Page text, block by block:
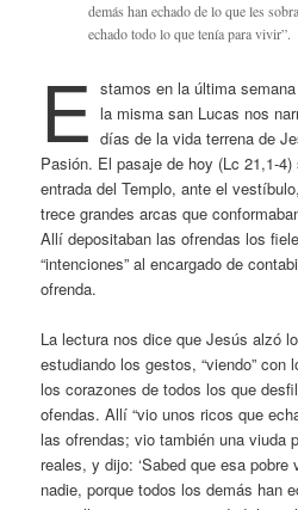
demás han echado de lo que les
echado todo lo que tenía para vivir”.
E stamos en la última
la misma san Lucas nos
días de la vida terrena de
Pasión. El pasaje de hoy (Lc 21,1-
entrada del Templo, ante el
trece grandes arcas que
Allí depositaban las ofrendas los
“intenciones” al encargado de
ofrenda.
La lectura nos dice que Jesús alzó
estudiando los gestos, “viendo” con
los corazones de todos los que
ofendas. Allí “vio unos ricos que
las ofrendas; vio también una viuda
reales, y dijo: ‘Sabed que esa
nadie, porque todos los demás han